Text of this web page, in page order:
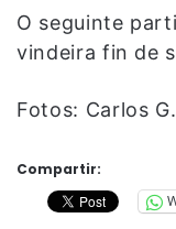
O seguinte
vindeira fin de
Fotos: Carlos
Compartir: